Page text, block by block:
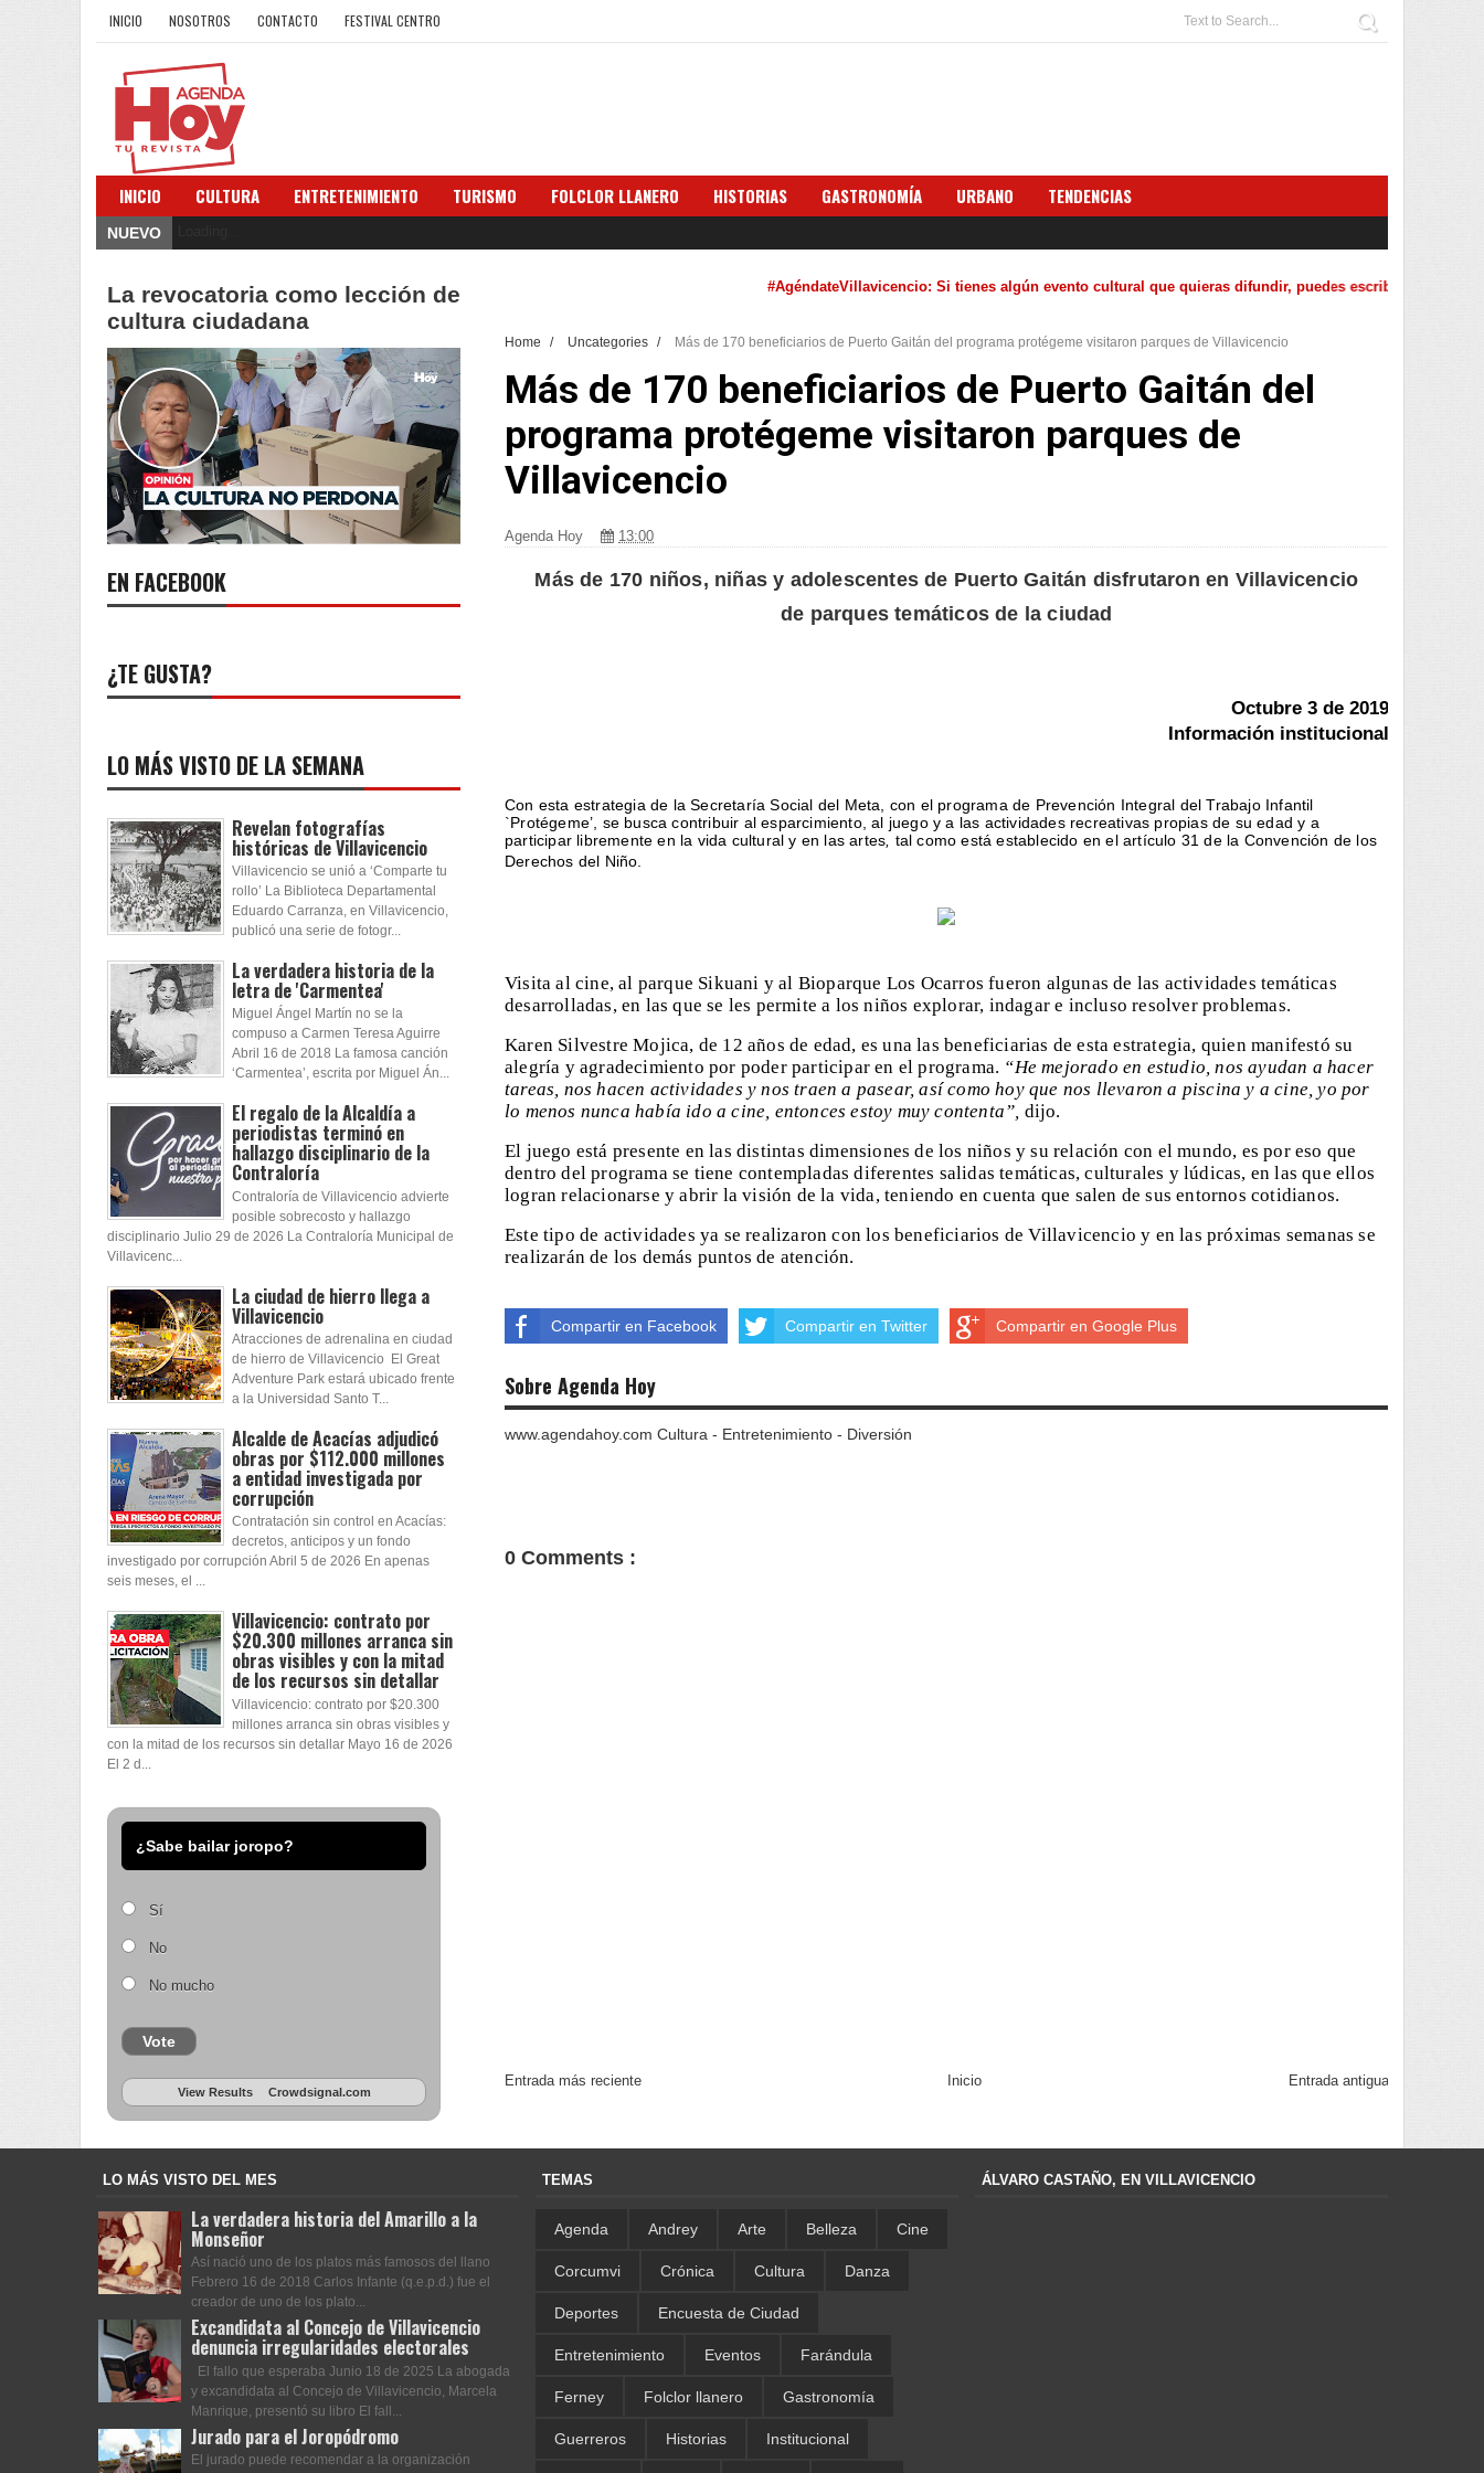
INICIO NOSOTROS CONTACTO FESTIVAL CENTRO
INICIO CULTURA ENTRETENIMIENTO TURISMO FOLCLOR LLANERO HISTORIAS GASTRONOMÍA URBANO TENDENCIAS
NUEVO
#AgéndateVillavicencio: Si tienes algún evento cultural que quieras difundir, puedes escribirnos al correo
Home / Uncategories / Más de 170 beneficiarios de Puerto Gaitán del programa protégeme visitaron parques de Villavicencio
Más de 170 beneficiarios de Puerto Gaitán del
programa protégeme visitaron parques de
Villavicencio
Agenda Hoy 13:00
Más de 170 niños, niñas y adolescentes de Puerto Gaitán disfrutaron en Villavicencio
de parques temáticos de la ciudad
Octubre 3 de 2019
Información institucional
Con esta estrategia de la Secretaría Social del Meta, con el programa de Prevención Integral del Trabajo Infantil
`Protégeme’, se busca contribuir al esparcimiento, al juego y a las actividades recreativas propias de su edad y a
participar libremente en la vida cultural y en las artes tal como está establecido en el artículo 31 de la Convención de los
Derechos del Niño.
Visita al cine, al parque Sikuani y al Bioparque Los Ocarros fueron algunas de las actividades temáticas
desarrolladas, en las que se les permite a los niños explorar, indagar e incluso resolver problemas.
Karen Silvestre Mojica, de 12 años de edad, es una las beneficiarias de esta estrategia, quien manifestó su
alegría y agradecimiento por poder participar en el programa. “He mejorado en estudio, nos ayudan a hacer
tareas, nos hacen actividades y nos traen a pasear, así como hoy que nos llevaron a piscina y a cine, yo por
lo menos nunca había ido a cine, entonces estoy muy contenta”, dijo.
El juego está presente en las distintas dimensiones de los niños y su relación con el mundo, es por eso que
dentro del programa se tiene contempladas diferentes salidas temáticas, culturales y lúdicas, en las que ellos
logran relacionarse y abrir la visión de la vida, teniendo en cuenta que salen de sus entornos cotidianos.
Este tipo de actividades ya se realizaron con los beneficiarios de Villavicencio y en las próximas semanas se
realizarán de los demás puntos de atención.
Compartir en Facebook Compartir en Twitter Compartir en Google Plus
Sobre Agenda Hoy
www.agendahoy.com Cultura - Entretenimiento - Diversión
0 Comments :
Entrada más reciente Entrada antigua
Inicio
La revocatoria como lección de
cultura ciudadana
EN FACEBOOK
¿TE GUSTA?
LO MÁS VISTO DE LA SEMANA
Revelan fotografías
históricas de Villavicencio
Villavicencio se unió a ‘Comparte tu
rollo’ La Biblioteca Departamental
Eduardo Carranza, en Villavicencio,
publicó una serie de fotogr...
La verdadera historia de la
letra de 'Carmentea'
Miguel Ángel Martín no se la
compuso a Carmen Teresa Aguirre
Abril 16 de 2018 La famosa canción
‘Carmentea’, escrita por Miguel Án...
El regalo de la Alcaldía a
periodistas terminó en
hallazgo disciplinario de la
Contraloría
Contraloría de Villavicencio advierte
posible sobrecosto y hallazgo
disciplinario Julio 29 de 2026 La Contraloría Municipal de
Villavicenc...
La ciudad de hierro llega a
Villavicencio
Atracciones de adrenalina en ciudad
de hierro de Villavicencio El Great
Adventure Park estará ubicado frente
a la Universidad Santo T...
Alcalde de Acacías adjudicó
obras por $112.000 millones
a entidad investigada por
corrupción
Contratación sin control en Acacías:
decretos, anticipos y un fondo
investigado por corrupción Abril 5 de 2026 En apenas
seis meses, el ...
Villavicencio: contrato por
$20.300 millones arranca sin
obras visibles y con la mitad
de los recursos sin detallar
Villavicencio: contrato por $20.300
millones arranca sin obras visibles y
con la mitad de los recursos sin detallar Mayo 16 de 2026
El 2 d...
¿Sabe bailar joropo?
Sí
No
No mucho
Vote
View Results Crowdsignal.com
LO MÁS VISTO DEL MES
La verdadera historia del Amarillo a la
Monseñor
Así nació uno de los platos más famosos del llano
Febrero 16 de 2018 Carlos Infante (q.e.p.d.) fue el
creador de uno de los plato...
Excandidata al Concejo de Villavicencio
denuncia irregularidades electorales
El fallo que esperaba Junio 18 de 2025 La abogada
y excandidata al Concejo de Villavicencio, Marcela
Manrique, presentó su libro El fall...
Jurado para el Joropódromo
El jurado puede recomendar a la organización
TEMAS
Agenda Andrey Arte Belleza Cine
Corcumvi Crónica Cultura Danza
Deportes Encuesta de Ciudad
Entretenimiento Eventos Farándula
Ferney Folclor llanero Gastronomía
Guerreros Historias Institucional
ÁLVARO CASTAÑO, EN VILLAVICENCIO